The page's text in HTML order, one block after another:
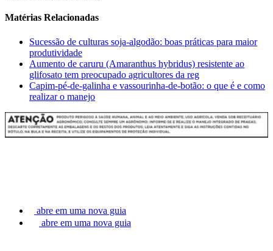
Matérias Relacionadas
Sucessão de culturas soja-algodão: boas práticas para maior
produtividade
Aumento de caruru (Amaranthus hybridus) resistente ao
glifosato tem preocupado agricultores da reg
Capim-pé-de-galinha e vassourinha-de-botão: o que é e como
realizar o manejo
abre em uma nova guia
abre em uma nova guia